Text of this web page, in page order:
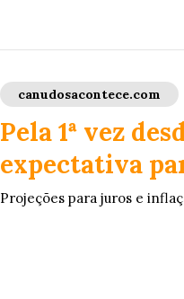
canudosacontece.com
Pela 1ª vez
expectativa
Projeções para juros e